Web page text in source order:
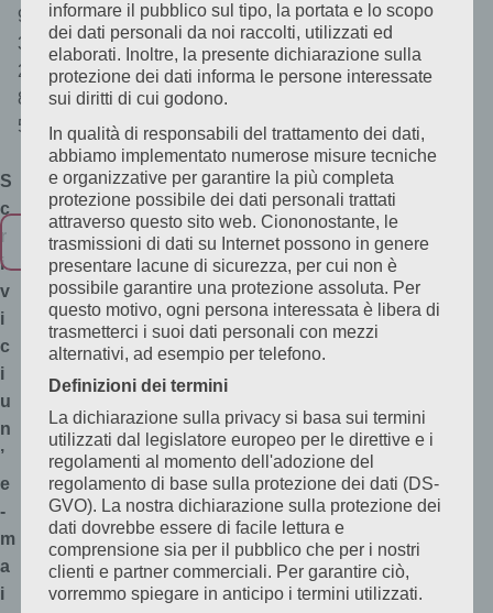
9
3
2
8
5
S
c
r
i
v
i
c
i
u
n
’
e
-
m
a
i
informare il pubblico sul tipo, la portata e lo scopo
dei dati personali da noi raccolti, utilizzati ed
elaborati. Inoltre, la presente dichiarazione sulla
protezione dei dati informa le persone interessate
sui diritti di cui godono.
In qualità di responsabili del trattamento dei dati,
abbiamo implementato numerose misure tecniche
e organizzative per garantire la più completa
protezione possibile dei dati personali trattati
attraverso questo sito web. Ciononostante, le
trasmissioni di dati su Internet possono in genere
presentare lacune di sicurezza, per cui non è
possibile garantire una protezione assoluta. Per
questo motivo, ogni persona interessata è libera di
trasmetterci i suoi dati personali con mezzi
alternativi, ad esempio per telefono.
Definizioni dei termini
La dichiarazione sulla privacy si basa sui termini
utilizzati dal legislatore europeo per le direttive e i
regolamenti al momento dell'adozione del
regolamento di base sulla protezione dei dati (DS-
GVO). La nostra dichiarazione sulla protezione dei
dati dovrebbe essere di facile lettura e
comprensione sia per il pubblico che per i nostri
clienti e partner commerciali. Per garantire ciò,
vorremmo spiegare in anticipo i termini utilizzati.